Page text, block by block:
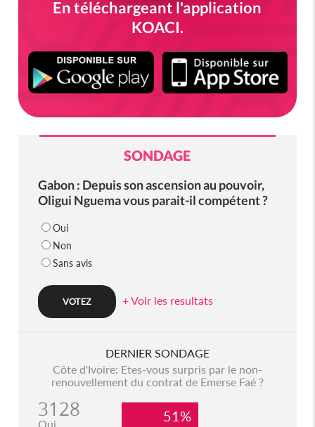
En téléchargeant l'application
KOACI.
SONDAGE
Gabon : Depuis son ascension au pouvoir,
Oligui Nguema vous parait-il compétent ?
Oui
Non
Sans avis
+ Voir les resultats
DERNIER SONDAGE
Côte d'Ivoire: Etes-vous surpris par le non-
renouvellement du contrat de Emerse Faé ?
3128
Oui 51%